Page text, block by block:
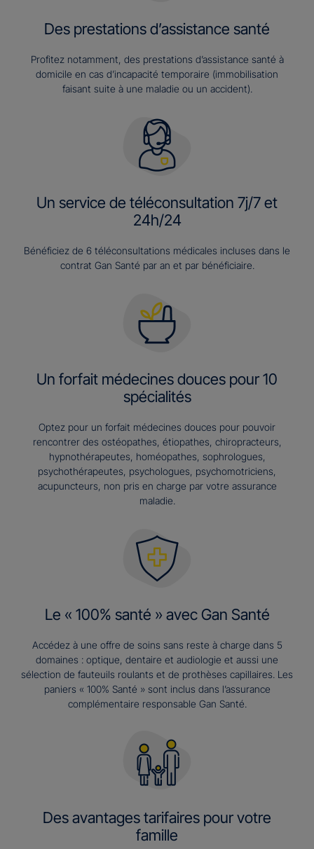
Des prestations d’assistance santé
Profitez notamment, des prestations d’assistance santé à
domicile en cas d’incapacité temporaire (immobilisation
faisant suite à une maladie ou un accident).
Un service de téléconsultation 7j/7 et
24h/24
Bénéficiez de 6 téléconsultations médicales incluses dans le
contrat Gan Santé par an et par bénéficiaire.
Un forfait médecines douces pour 10
spécialités
Optez pour un forfait médecines douces pour pouvoir
rencontrer des ostéopathes, étiopathes, chiropracteurs,
hypnothérapeutes, homéopathes, sophrologues,
psychothérapeutes, psychologues, psychomotriciens,
acupuncteurs, non pris en charge par votre assurance
maladie.
Le « 100% santé » avec Gan Santé
Accédez à une offre de soins sans reste à charge dans 5
domaines : optique, dentaire et audiologie et aussi une
sélection de fauteuils roulants et de prothèses capillaires. Les
paniers « 100% Santé » sont inclus dans l’assurance
complémentaire responsable Gan Santé.
Des avantages tarifaires pour votre
famille